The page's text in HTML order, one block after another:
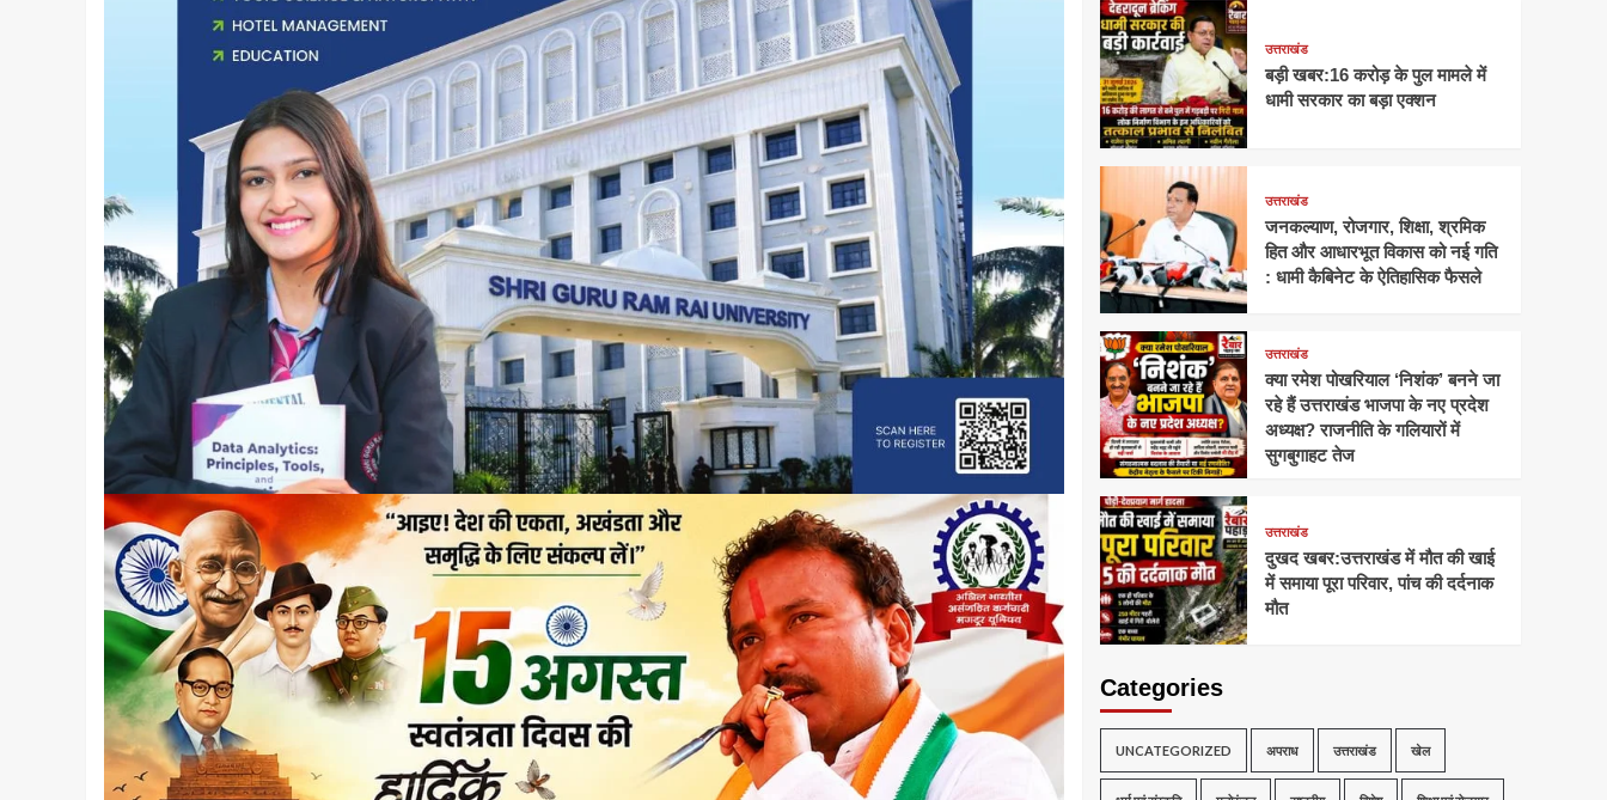
उत्तराखंड
बड़ी खबर:16 करोड़ के पुल मामले में
धामी सरकार का बड़ा एक्शन
उत्तराखंड
जनकल्याण, रोजगार, शिक्षा, श्रमिक
हित और आधारभूत विकास को नई गति
: धामी कैबिनेट के ऐतिहासिक फैसले
उत्तराखंड
क्या रमेश पोखरियाल ‘निशंक’ बनने जा
रहे हैं उत्तराखंड भाजपा के नए प्रदेश
अध्यक्ष? राजनीति के गलियारों में
सुगबुगाहट तेज
उत्तराखंड
दुखद खबर:उत्तराखंड में मौत की खाई
में समाया पूरा परिवार, पांच की दर्दनाक
मौत
Categories
UNCATEGORIZED अपराध उत्तराखंड खेल